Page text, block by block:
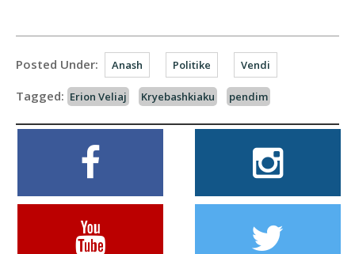
Posted Under: Anash Politike Vendi
Tagged: Erion Veliaj Kryebashkiaku pendim